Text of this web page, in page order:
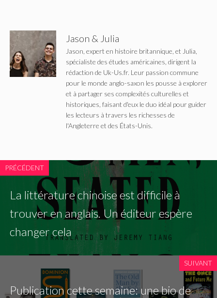
Jason & Julia
Jason, expert en histoire britannique, et Julia,
spécialiste des études américaines, dirigent la
rédaction de Uk-Us.fr. Leur passion commune
pour le monde anglo-saxon les pousse à explorer
et à partager ses complexités culturelles et
historiques, faisant d'eux le duo idéal pour guider
les lecteurs à travers les richesses de
l'Angleterre et des États-Unis.
PRÉCÉDENT
La littérature chinoise est difficile à
trouver en anglais. Un éditeur espère
changer cela
SUIVANT
Publication cette semaine: une bio de